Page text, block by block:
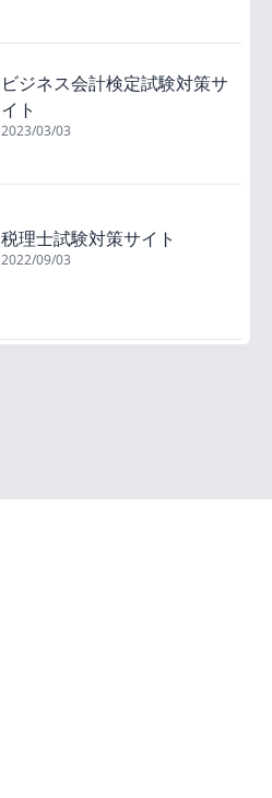
ビジネス会計検定試験対策サ
イト
2023/03/03
税理士試験対策サイト
2022/09/03